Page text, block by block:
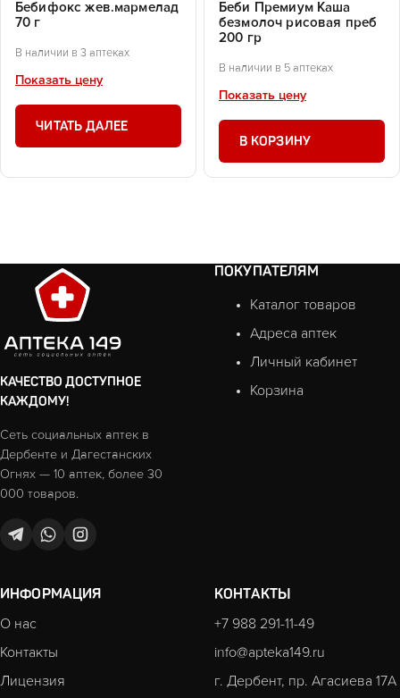
Бебифокс жев.мармелад
70 г
В наличии в 3 аптеках
Показать цену
ЧИТАТЬ ДАЛЕЕ
Беби Премиум Каша
безмолоч рисовая преб
200 гр
В наличии в 5 аптеках
Показать цену
В КОРЗИНУ
КАЧЕСТВО ДОСТУПНОЕ
КАЖДОМУ!
Сеть социальных аптек в
Дербенте и Дагестанских
Огнях — 10 аптек, более 30
000 товаров.
ПОКУПАТЕЛЯМ
Каталог товаров
Адреса аптек
Личный кабинет
Корзина
ИНФОРМАЦИЯ
О нас
Контакты
Лицензия
КОНТАКТЫ
+7 988 291-11-49
info@apteka149.ru
г. Дербент, пр. Агасиева 17А